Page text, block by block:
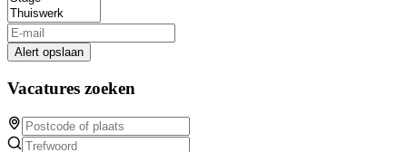
Alert opslaan
Vacatures zoeken